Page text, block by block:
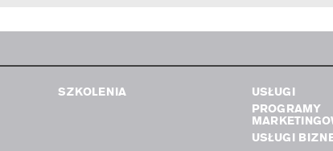
SZKOLENIA
USŁUGI
PROGRAMY
USŁUGI